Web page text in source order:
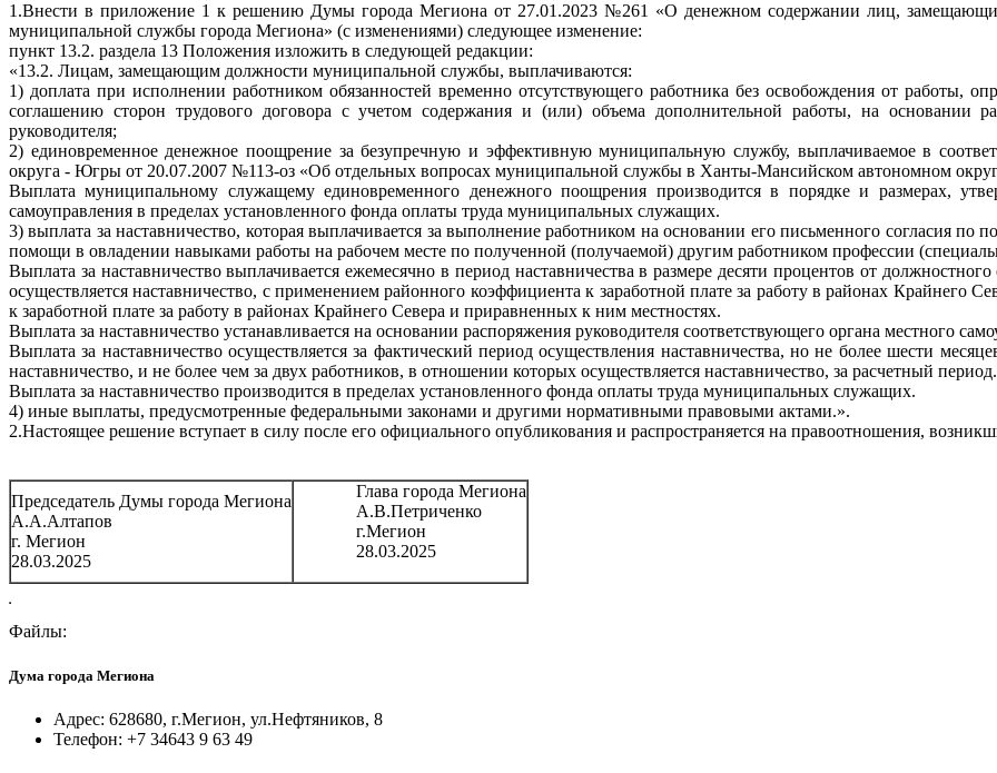
1.Внести в приложение 1 к решению Думы города Мегиона от 27.01.2023 №261 «О денежном содержании лиц,
муниципальной службы города Мегиона» (с изменениями) следующее изменение:
пункт 13.2. раздела 13 Положения изложить в следующей редакции:
«13.2. Лицам, замещающим должности муниципальной службы, выплачиваются:
1) доплата при исполнении работником обязанностей временно отсутствующего работника без освобождения от работы,
соглашению сторон трудового договора с учетом содержания и (или) объема дополнительной работы, на основании
руководителя;
2) единовременное денежное поощрение за безупречную и эффективную муниципальную службу, выплачиваемое в
округа - Югры от 20.07.2007 №113-оз «Об отдельных вопросах муниципальной службы в Ханты-Мансийском автономном
Выплата муниципальному служащему единовременного денежного поощрения производится в порядке и размерах,
самоуправления в пределах установленного фонда оплаты труда муниципальных служащих.
3) выплата за наставничество, которая выплачивается за выполнение работником на основании его письменного согласия
помощи в овладении навыками работы на рабочем месте по полученной (получаемой) другим работником профессии
Выплата за наставничество выплачивается ежемесячно в период наставничества в размере десяти процентов от
осуществляется наставничество, с применением районного коэффициента к заработной плате за работу в районах Крайнего
к заработной плате за работу в районах Крайнего Севера и приравненных к ним местностях.
Выплата за наставничество устанавливается на основании распоряжения руководителя соответствующего органа местного
Выплата за наставничество осуществляется за фактический период осуществления наставничества, но не более шести
наставничество, и не более чем за двух работников, в отношении которых осуществляется наставничество, за расчетный период.
Выплата за наставничество производится в пределах установленного фонда оплаты труда муниципальных служащих.
4) иные выплаты, предусмотренные федеральными законами и другими нормативными правовыми актами.».
2.Настоящее решение вступает в силу после его официального опубликования и распространяется на правоотношения,
Председатель Думы города Мегиона
А.А.Алтапов
г. Мегион
28.03.2025
Глава города Мегиона
А.В.Петриченко
г.Мегион
28.03.2025
Файлы:
Дума города Мегиона
Адрес: 628680, г.Мегион, ул.Нефтяников, 8
Телефон: +7 34643 9 63 49